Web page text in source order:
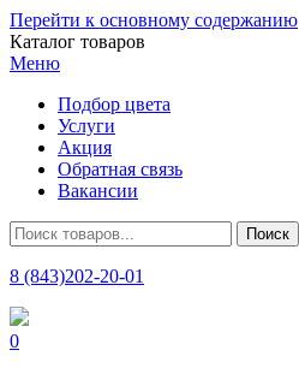
Перейти к основному содержанию
Каталог товаров
Меню
Подбор цвета
Услуги
Акция
Обратная связь
Вакансии
8 (843)202-20-01
0